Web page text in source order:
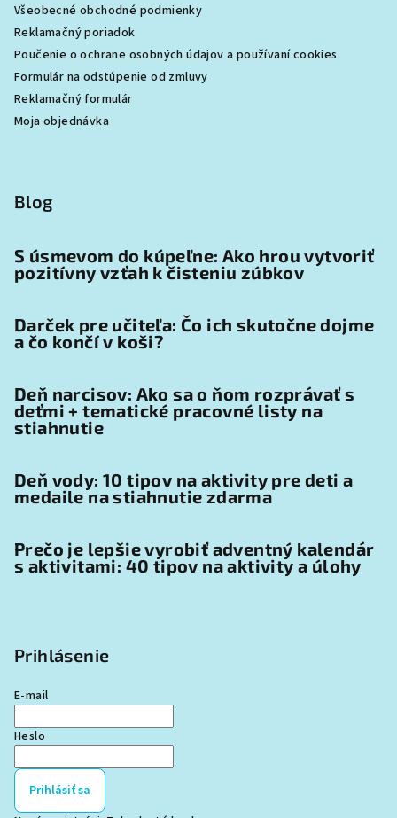
Všeobecné obchodné podmienky
Reklamačný poriadok
Poučenie o ochrane osobných údajov a používaní cookies
Formulár na odstúpenie od zmluvy
Reklamačný formulár
Moja objednávka
Blog
S úsmevom do kúpeľne: Ako hrou vytvoriť
pozitívny vzťah k čisteniu zúbkov
Darček pre učiteľa: Čo ich skutočne dojme
a čo končí v koši?
Deň narcisov: Ako sa o ňom rozprávať s
deťmi + tematické pracovné listy na
stiahnutie
Deň vody: 10 tipov na aktivity pre deti a
medaile na stiahnutie zdarma
Prečo je lepšie vyrobiť adventný kalendár
s aktivitami: 40 tipov na aktivity a úlohy
Prihlásenie
E-mail
Heslo
Prihlásiť sa